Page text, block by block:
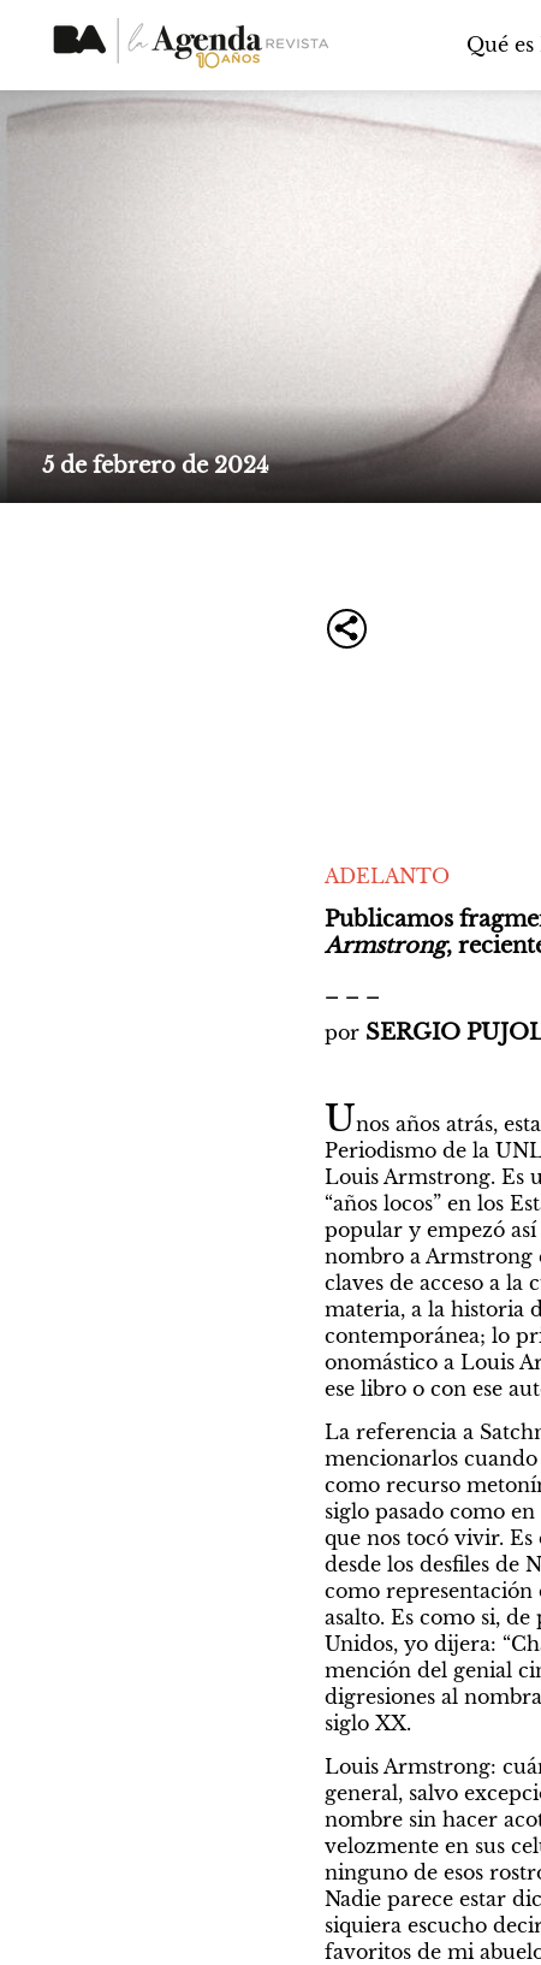
Qué
5 de febrero de 2024
ADELANTO
Publicamos
Armstrong,
por SERGIO
Unos años atrás,
Periodismo de la
Louis Armstrong. Es
“años locos” en los
popular y empezó
nombro a Armstrong
claves de acceso a
materia, a la historia
contemporánea; lo
onomástico a Louis
ese libro o con ese
La referencia a
mencionarlos
como recurso
siglo pasado como
que nos tocó vivir.
desde los desfiles de
como representación
asalto. Es como si,
Unidos, yo dijera:
mención del genial
digresiones al
siglo XX.
Louis Armstrong:
general, salvo
nombre sin hacer
velozmente en sus
ninguno de esos
Nadie parece estar
siquiera escucho
favoritos de mi